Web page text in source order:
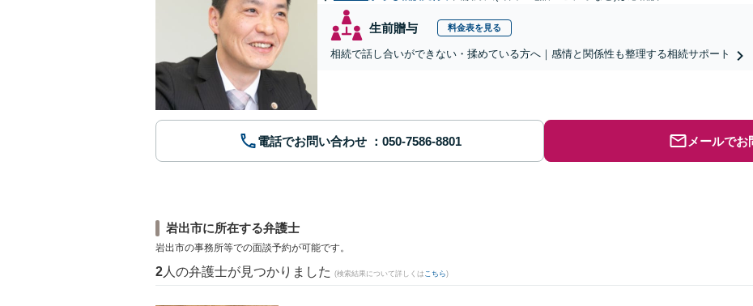
生前贈与 料金表を見る
相続で話し合いができない・揉めている方へ｜感情と関係性も整理する相続サポート
電話でお問い合わせ メールでお
岩出市に所在する弁護士
岩出市の事務所等での面談予約が可能です。
2 人の弁護士が見つかりました (検索結果について詳しくは こちら)